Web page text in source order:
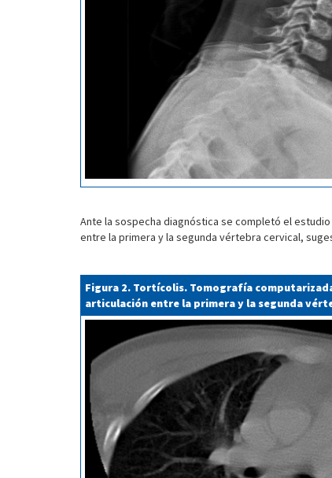
Ante la sospecha diagnóstica se completó el
entre la primera y la segunda vértebra cervical,
Figura 2. Tortícolis. Tomografía
articulación entre la primera y la segunda